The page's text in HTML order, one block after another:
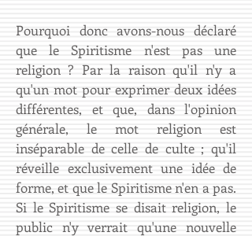
Pourquoi donc avons-nous déclaré
que le Spiritisme n'est pas une
religion ? Par la raison qu'il n'y a
qu'un mot pour exprimer deux idées
différentes, et que, dans l'opinion
générale, le mot religion est
inséparable de celle de culte ; qu'il
réveille exclusivement une idée de
forme, et que le Spiritisme n'en a pas.
Si le Spiritisme se disait religion, le
public n'y verrait qu'une nouvelle